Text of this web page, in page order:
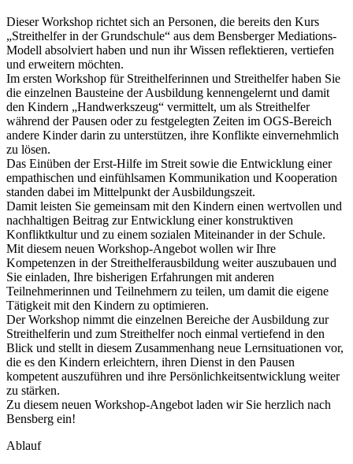
Dieser Workshop richtet sich an Personen, die bereits den Kurs
„Streithelfer in der Grundschule“ aus dem Bensberger Mediations-
Modell absolviert haben und nun ihr Wissen reflektieren, vertiefen
und erweitern möchten.
Im ersten Workshop für Streithelferinnen und Streithelfer haben Sie
die einzelnen Bausteine der Ausbildung kennengelernt und damit
den Kindern „Handwerkszeug“ vermittelt, um als Streithelfer
während der Pausen oder zu festgelegten Zeiten im OGS-Bereich
andere Kinder darin zu unterstützen, ihre Konflikte einvernehmlich
zu lösen.
Das Einüben der Erst-Hilfe im Streit sowie die Entwicklung einer
empathischen und einfühlsamen Kommunikation und Kooperation
standen dabei im Mittelpunkt der Ausbildungszeit.
Damit leisten Sie gemeinsam mit den Kindern einen wertvollen und
nachhaltigen Beitrag zur Entwicklung einer konstruktiven
Konfliktkultur und zu einem sozialen Miteinander in der Schule.
Mit diesem neuen Workshop-Angebot wollen wir Ihre
Kompetenzen in der Streithelferausbildung weiter auszubauen und
Sie einladen, Ihre bisherigen Erfahrungen mit anderen
Teilnehmerinnen und Teilnehmern zu teilen, um damit die eigene
Tätigkeit mit den Kindern zu optimieren.
Der Workshop nimmt die einzelnen Bereiche der Ausbildung zur
Streithelferin und zum Streithelfer noch einmal vertiefend in den
Blick und stellt in diesem Zusammenhang neue Lernsituationen vor,
die es den Kindern erleichtern, ihren Dienst in den Pausen
kompetent auszuführen und ihre Persönlichkeitsentwicklung weiter
zu stärken.
Zu diesem neuen Workshop-Angebot laden wir Sie herzlich nach
Bensberg ein!
Ablauf